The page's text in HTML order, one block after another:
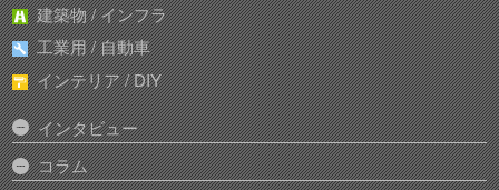
建築物 / インフラ
工業用 / 自動車
インテリア / DIY
インタビュー
コラム